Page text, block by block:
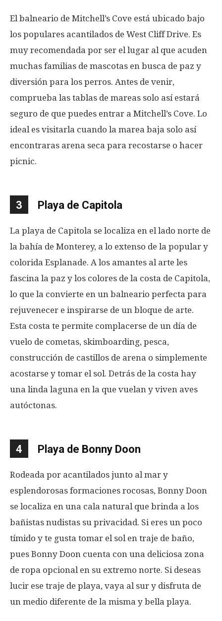
El balneario de Mitchell’s Cove está ubicado bajo
los populares acantilados de West Cliff Drive. Es
muy recomendada por ser el lugar al que acuden
muchas familias de mascotas en busca de paz y
diversión para los perros. Antes de venir,
comprueba las tablas de mareas solo así estará
seguro de que puedes entrar a Mitchell’s Cove. Lo
ideal es visitarla cuando la marea baja solo así
encontraras arena seca para recostarse o hacer
picnic.
3 Playa de Capitola
La playa de Capitola se localiza en el lado norte de
la bahía de Monterey, a lo extenso de la popular y
colorida Esplanade. A los amantes al arte les
fascina la paz y los colores de la costa de Capitola,
lo que la convierte en un balneario perfecta para
rejuvenecer e inspirarse de un bloque de arte.
Esta costa te permite complacerse de un día de
vuelo de cometas, skimboarding, pesca,
construcción de castillos de arena o simplemente
acostarse y tomar el sol. Detrás de la costa hay
una linda laguna en la que vuelan y viven aves
autóctonas.
4 Playa de Bonny Doon
Rodeada por acantilados junto al mar y
esplendorosas formaciones rocosas, Bonny Doon
se localiza en una cala natural que brinda a los
bañistas nudistas su privacidad. Si eres un poco
tímido y te gusta tomar el sol en traje de baño,
pues Bonny Doon cuenta con una deliciosa zona
de ropa opcional en su extremo norte. Si deseas
lucir ese traje de playa, vaya al sur y disfruta de
un medio diferente de la misma y bella playa.